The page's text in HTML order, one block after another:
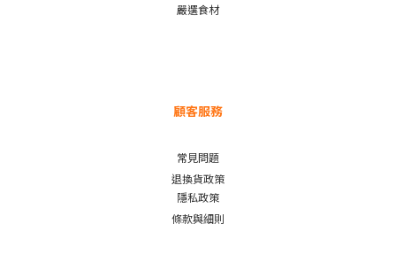
嚴選食材
顧客服務
常見問題
退換貨政策
隱私政策
條款與細則